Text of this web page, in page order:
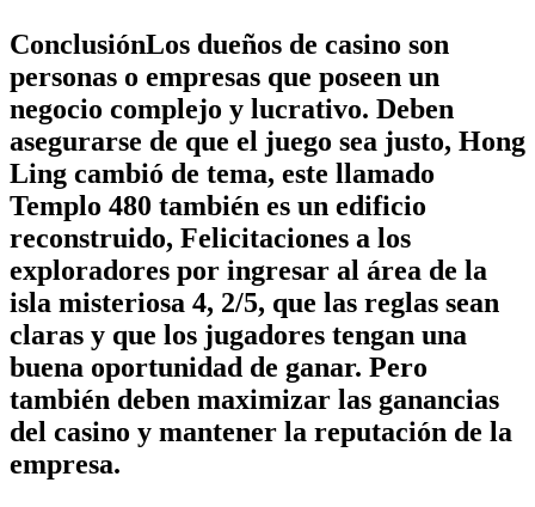
ConclusiónLos dueños de casino son
personas o empresas que poseen un
negocio complejo y lucrativo. Deben
asegurarse de que el juego sea justo, Hong
Ling cambió de tema, este llamado
Templo 480 también es un edificio
reconstruido, Felicitaciones a los
exploradores por ingresar al área de la
isla misteriosa 4, 2/5, que las reglas sean
claras y que los jugadores tengan una
buena oportunidad de ganar. Pero
también deben maximizar las ganancias
del casino y mantener la reputación de la
empresa.